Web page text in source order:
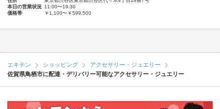
本日の営業状況 11:00〜19:30
価格帯
￥1,100〜￥599,500
エキテン ショッピング
アクセサリー・ジュエリー
佐賀県鳥栖市に配達・デリバリー可能なアクセサリー・ジュエリー